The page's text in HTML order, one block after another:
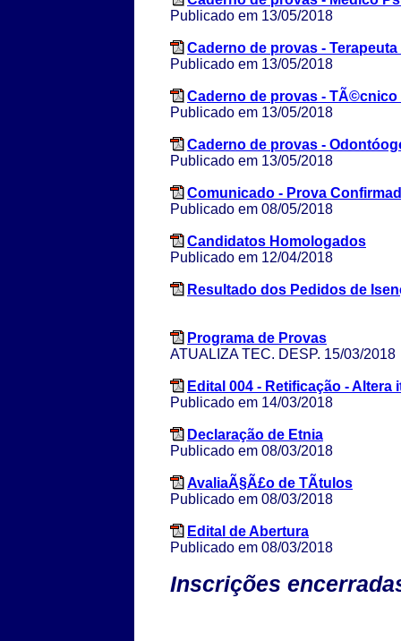
Publicado em 13/05/2018
Caderno de provas -
Publicado em 13/05/2018
Caderno de provas -
Publicado em 13/05/2018
Caderno de provas -
Publicado em 13/05/2018
Comunicado - Prova
Publicado em 08/05/2018
Candidatos Homologados
Publicado em 12/04/2018
Resultado dos Pedidos de
Programa de Provas
ATUALIZA TEC. DESP. 15/03/2018
Edital 004 - Retificação - Altera
Publicado em 14/03/2018
Declaração de Etnia
Publicado em 08/03/2018
AvaliaÃ§Ã£o de TÃ­tulos
Publicado em 08/03/2018
Edital de Abertura
Publicado em 08/03/2018
Inscrições